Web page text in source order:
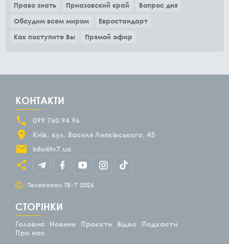
Право знать
Приазовский край
Вопрос дня
Обсудим всем миром
Евростандарт
Как поступите Вы
Прямой эфир
КОНТАКТИ
099 760 94 96
Київ
вул. Василя Липківського, 45
info@tv7.ua
© Телеканал ТВ-7 2026
СТОРІНКИ
Головна Новини Проєкти Відео
Подкасти
Про нас